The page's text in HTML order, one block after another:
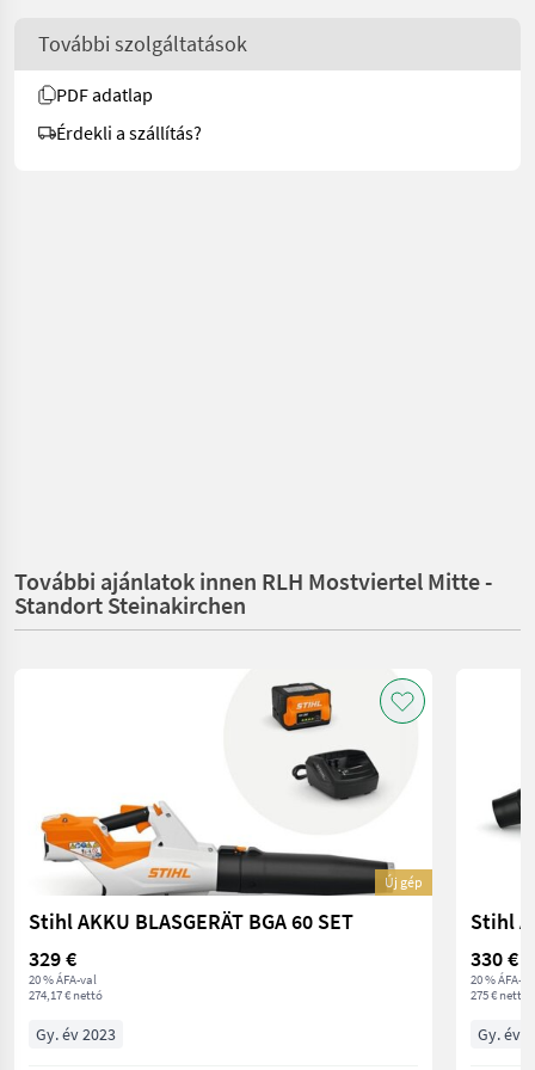
További szolgáltatások
PDF adatlap
Érdekli a szállítás?
További ajánlatok innen RLH Mostviertel Mitte -
Standort Steinakirchen
Új gép
Stihl AKKU BLASGERÄT BGA 60 SET
329 €
20 % ÁFA-val
274,17 € nettó
Gy. év 2023
Stihl
330 €
20 % ÁFA-
275 € nettó
Gy. év